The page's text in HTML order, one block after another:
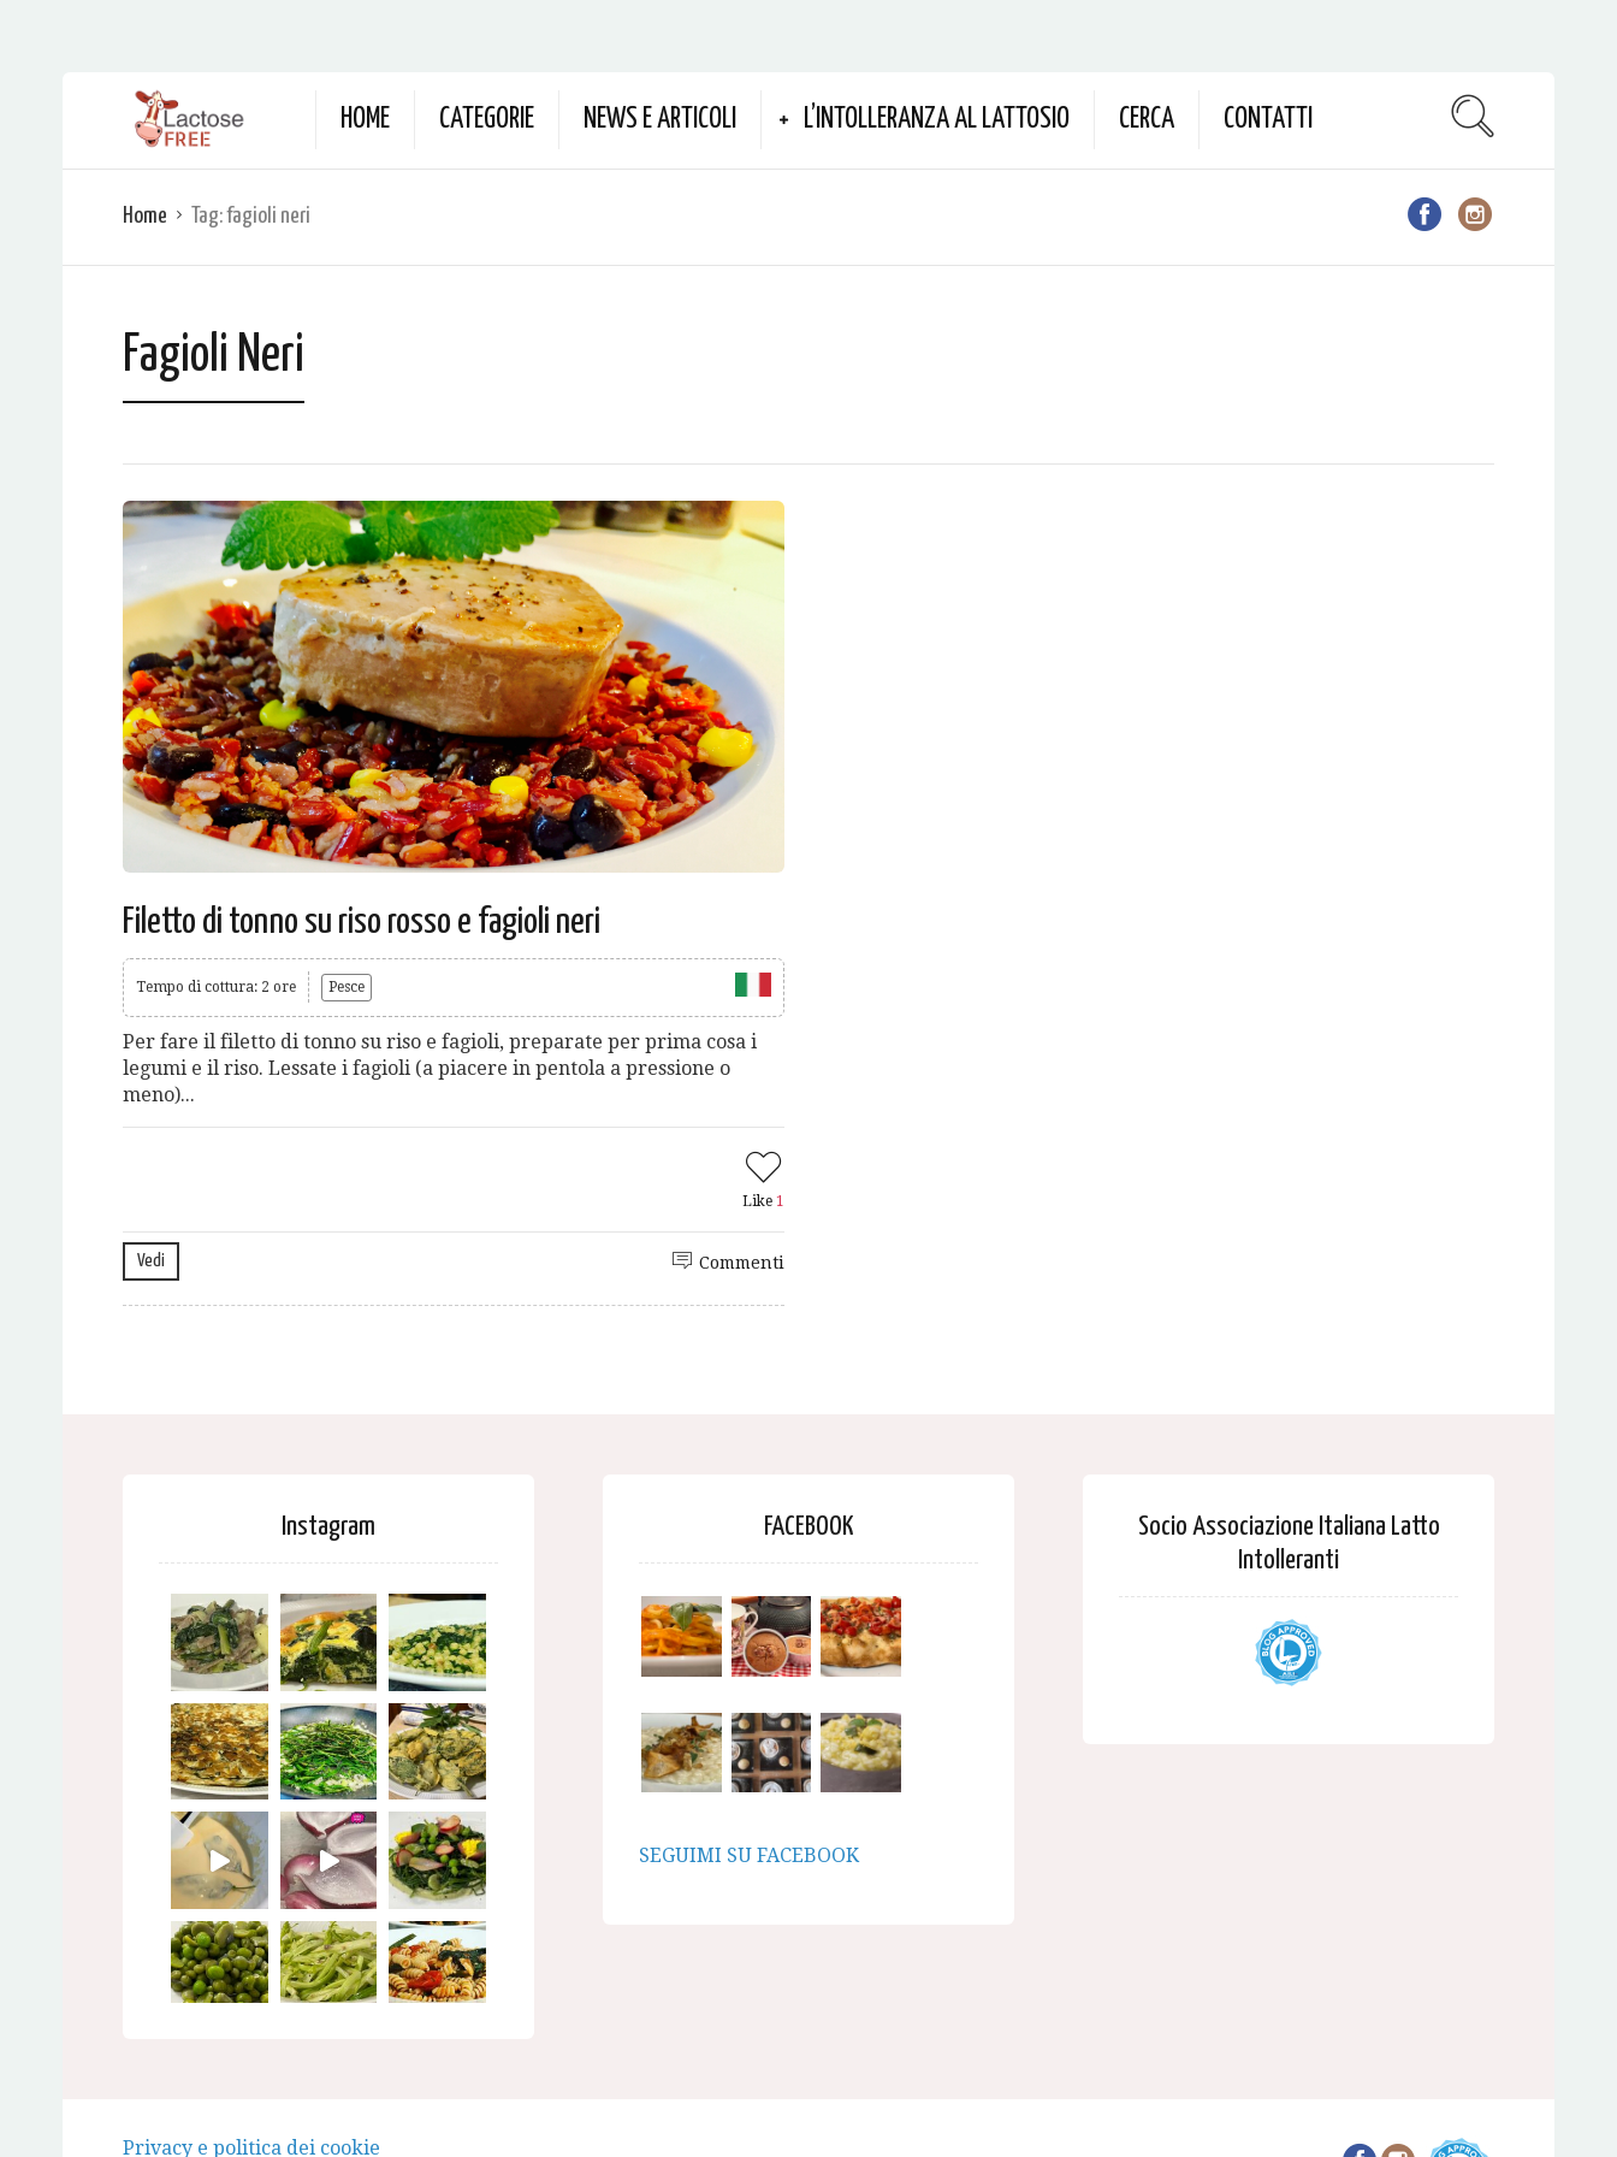
HOME CATEGORIE NEWS E ARTICOLI L’INTOLLERANZA AL LATTOSIO CERCA CONTATTI
Home Tag:fagioli neri
Fagioli Neri
Filetto di tonno su riso rosso e fagioli neri
Tempo di cottura: 2 ore Pesce
Per fare il filetto di tonno su riso e fagioli, preparate per prima cosa i
legumi e il riso. Lessate i fagioli (a piacere in pentola a pressione o
meno)...
Like 1
Vedi Commenti
Instagram FACEBOOK
SEGUIMI SU FACEBOOK
Socio Associazione Italiana Latto
Intolleranti
Privacy e politica dei cookie